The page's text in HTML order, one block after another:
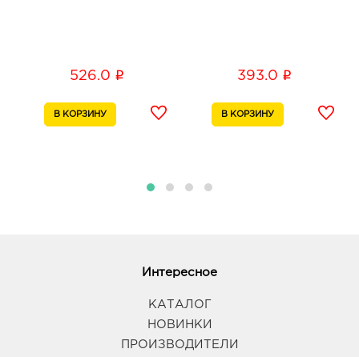
347933, Ростовская область, г.о. город Таганрог, г
График работы: 10:00 - 21:00
526.0 i 393.0 i
Интересное
КАТАЛОГ
НОВИНКИ
ПРОИЗВОДИТЕЛИ